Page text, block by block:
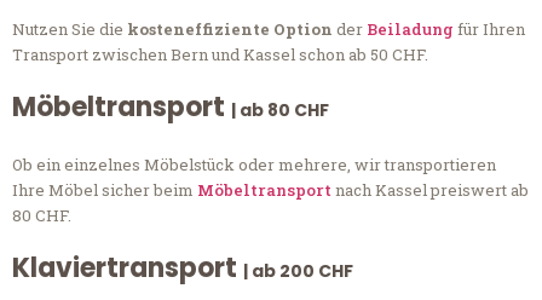
Nutzen Sie die kosteneffiziente Option der Beiladung für Ihren
Transport zwischen Bern und Kassel schon ab 50 CHF.
Möbeltransport | ab 80 CHF
Ob ein einzelnes Möbelstück oder mehrere, wir transportieren
Ihre Möbel sicher beim Möbeltransportnach Kassel preiswert ab
80 CHF.
Klaviertransport | ab 200 CHF